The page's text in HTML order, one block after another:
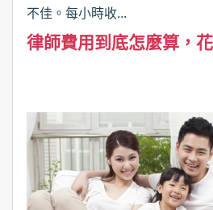
不佳。每小時收...
律師費用到底怎麼算，